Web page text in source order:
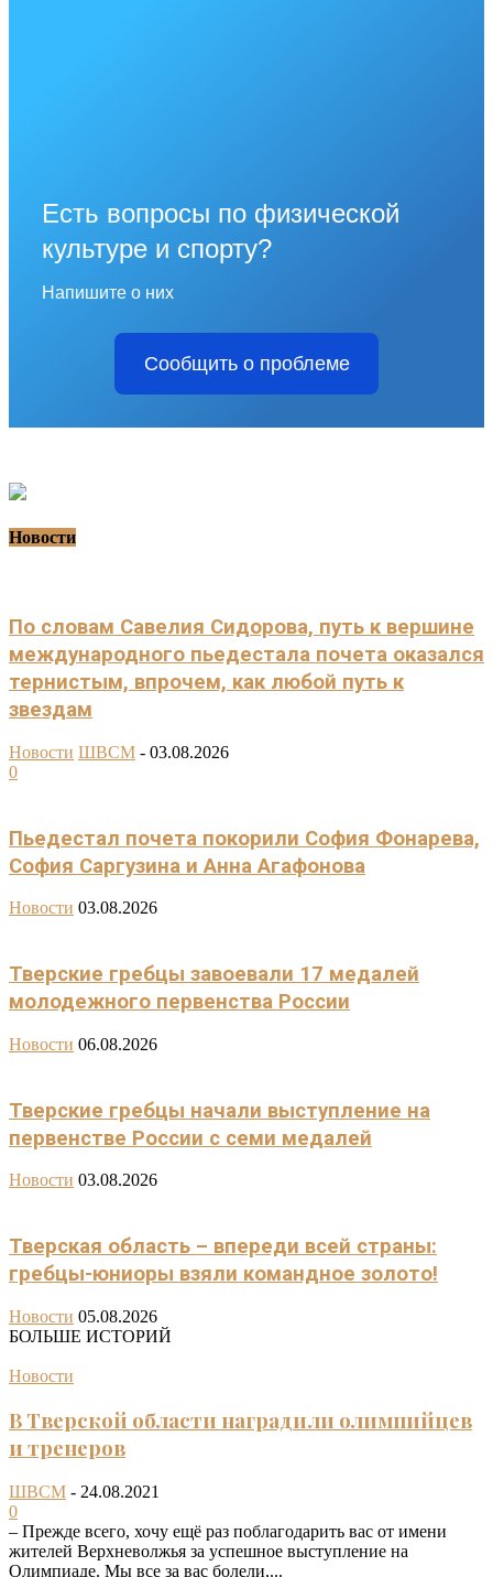
Есть вопросы по физической
культуре и спорту?
Напишите о них
Сообщить о проблеме
Новости
По словам Савелия Сидорова, путь к вершине
международного пьедестала почета оказался
тернистым, впрочем, как любой путь к
звездам
Новости ШВСМ - 03.08.2026
0
Пьедестал почета покорили София Фонарева,
София Саргузина и Анна Агафонова
Новости 03.08.2026
Тверские гребцы завоевали 17 медалей
молодежного первенства России
Новости 06.08.2026
Тверские гребцы начали выступление на
первенстве России с семи медалей
Новости 03.08.2026
Тверская область – впереди всей страны:
гребцы-юниоры взяли командное золото!
Новости 05.08.2026
БОЛЬШЕ ИСТОРИЙ
Новости
В Тверской области наградили олимпийцев
и тренеров
ШВСМ - 24.08.2021
0
– Прежде всего, хочу ещё раз поблагодарить вас от имени
жителей Верхневолжья за успешное выступление на
Олимпиаде. Мы все за вас болели,...